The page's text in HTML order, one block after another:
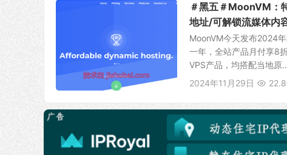
＃黑五＃MoonVM：
地址/可解锁流媒体内
MoonVM今天发布2024
一年，全站产品月付享8
VPS产品，均搭配当地原
2024年11月29日